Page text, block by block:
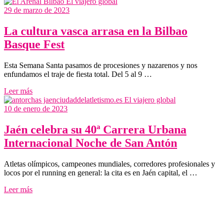
29 de marzo de 2023
La cultura vasca arrasa en la Bilbao
Basque Fest
Esta Semana Santa pasamos de procesiones y nazarenos y nos
enfundamos el traje de fiesta total. Del 5 al 9 …
Leer más
10 de enero de 2023
Jaén celebra su 40ª Carrera Urbana
Internacional Noche de San Antón
Atletas olímpicos, campeones mundiales, corredores profesionales y
locos por el running en general: la cita es en Jaén capital, el …
Leer más